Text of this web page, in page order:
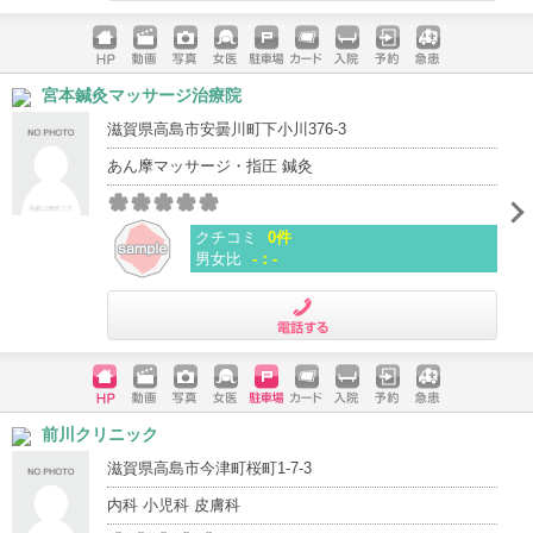
ホームペ
ージ
動画 写真 女医 駐車場
クレジッ
入院 予約 急患
宮本鍼灸マッサージ治療院
滋賀県高島市安曇川町下小川376-3
あん摩マッサージ・指圧 鍼灸
クチコミ
0件
男女比 -：-
ホームペ
ージ
動画 写真 女医 駐車場
クレジッ
入院 予約 急患
前川クリニック
滋賀県高島市今津町桜町1-7-3
内科 小児科 皮膚科